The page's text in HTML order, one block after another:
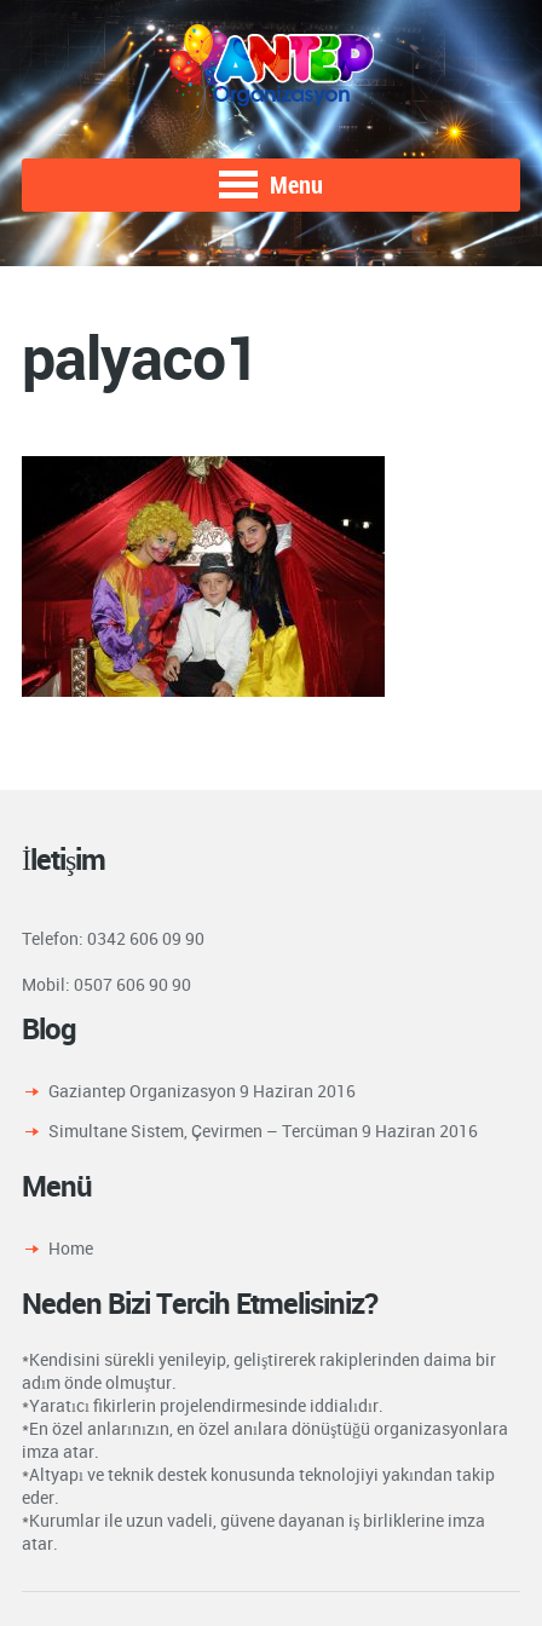
Menu
palyaco1
İletişim
Telefon: 0342 606 09 90
Mobil: 0507 606 90 90
Blog
Gaziantep Organizasyon 9 Haziran 2016
Simultane Sistem, Çevirmen – Tercüman 9 Haziran 2016
Menü
Home
Neden Bizi Tercih Etmelisiniz?
*Kendisini sürekli yenileyip, geliştirerek rakiplerinden daima bir
adım önde olmuştur.
*Yaratıcı fikirlerin projelendirmesinde iddialıdır.
*En özel anlarınızın, en özel anılara dönüştüğü organizasyonlara
imza atar.
*Altyapı ve teknik destek konusunda teknolojiyi yakından takip
eder.
*Kurumlar ile uzun vadeli, güvene dayanan iş birliklerine imza
atar.